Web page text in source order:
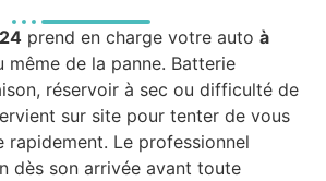
prend en charge votre auto à
même de la panne. Batterie
réservoir à sec ou difficulté de
sur site pour tenter de vous
rapidement. Le professionnel
dès son arrivée avant toute